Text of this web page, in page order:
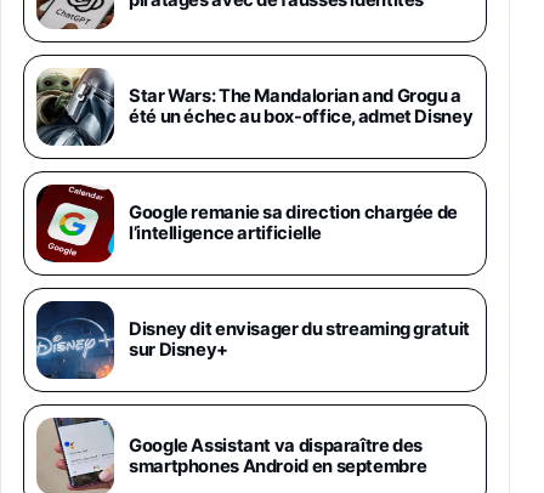
1019€
Galaxy S26 Ultra 512 Go Bleu
1019€1399€Fnac (Vendeur Tiers)
Galaxy S26 Ultra 256 Go Violet
892€1199€Fnac (Vendeur Tiers)
Philips SHK2000BL - Casque Enfant - Bleu &
Répartiteur Audio 5 Casques, Blanc
24,94€29,96€Fnac (Vendeur Tiers)
Asus RT-AC59U Routeur sans Fil Double
Bande Gigabit (Serveur et Client VPN, Triple
Vlan, Mode Point d'accès et Bridge, contrôle
Parental, Qos)
39,72€50,42€Amazon
Star Wars: The Mandalorian and Grogu a
été un échec au box-office, admet Disney
Google remanie sa direction chargée de
l’intelligence artificielle
Disney dit envisager du streaming gratuit
sur Disney+
Google Assistant va disparaître des
smartphones Android en septembre